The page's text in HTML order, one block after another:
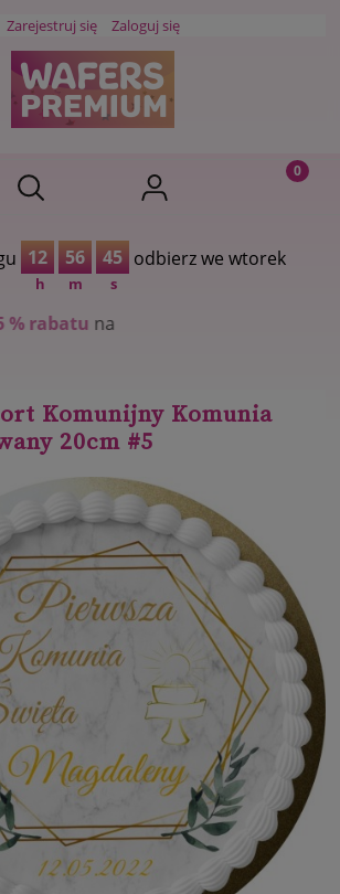
Zarejestruj się Zaloguj się
12
h
56
m
44
s
odbierz we wtorek
Komunijny Komunia
20cm #5